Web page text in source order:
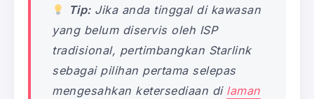
Tip:Jika anda tinggal di kawasan
yang belum diservis oleh ISP
tradisional, pertimbangkan Starlink
sebagai pilihan pertama selepas
mengesahkan ketersediaan di laman